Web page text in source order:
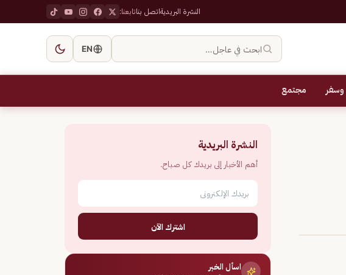
النشرة البريديةاتصل بناتابعنا:
ابحث في عاجل… EN
مجتمع
النشرة البريدية
أهم الأخبار إلى بريدك كل صباح.
اشترك الآن
اسأل الخبر